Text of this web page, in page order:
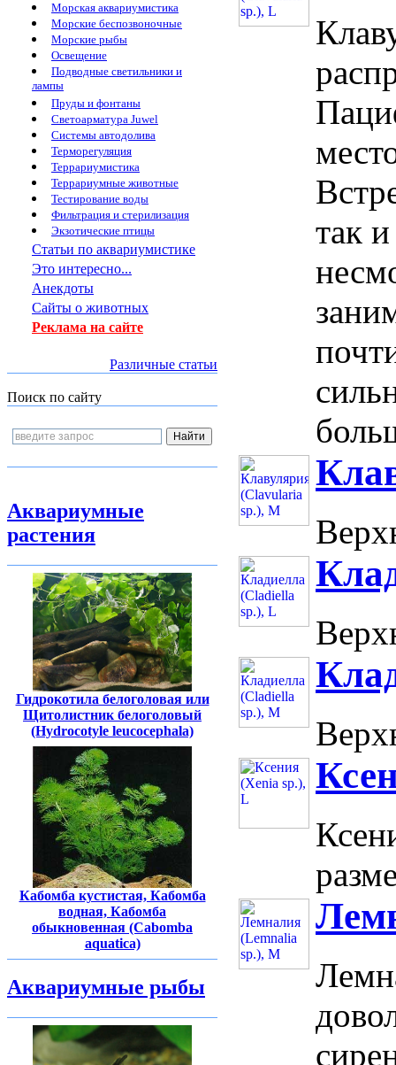
Морская аквариумистика
Морские беспозвоночные
Морские рыбы
Освещение
Подводные светильники и
лампы
Пруды и фонтаны
Светоарматура Juwel
Системы автодолива
Терморегуляция
Террариумистика
Террариумные животные
Тестирование воды
Фильтрация и стерилизация
Экзотические птицы
Статьи по аквариумистике
Это интересно...
Анекдоты
Сайты о животных
Реклама на сайте
Различные статьи
Поиск по сайту
Аквариумные
растения
Гидрокотила белоголовая или
Щитолистник белоголовый
(Hydrocotyle leucocephala)
Кабомба кустистая, Кабомба
водная, Кабомба
обыкновенная (Cabomba
aquatica)
Аквариумные рыбы
так